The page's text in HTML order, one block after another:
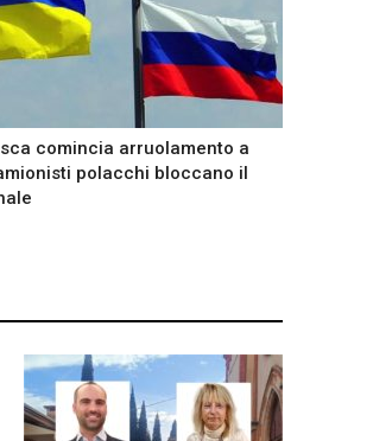
comincia arruolamento a
polacchi bloccano il